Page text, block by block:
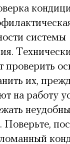
системы
проверить
их,
на работу
Поверьте,